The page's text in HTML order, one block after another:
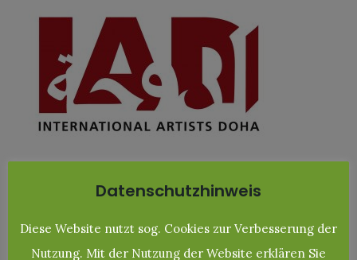
Datenschutzhinweis
Diese Website nutzt sog. Cookies zur Verbesserung der
Nutzung. Mit der Nutzung der Website erklären Sie